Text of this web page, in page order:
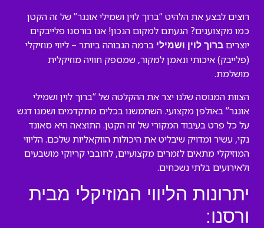
רוצים לבצע את הלהיט “ברוך לוין ושמילי אונגר” של זה הקטן
כמו מקצוענים? הגעתם למקום הנכון! אנו בורסנו פלייבקים
יוצרים ברוך לוין ושמילי ברמה הגבוהה ביותר – ליווי מוזיקלי
(פלייבק) איכותי ונאמן למקור, שמספק חוויה מוזיקלית
מושלמת.
הצוות המנוסה שלנו יצר את ההקלטה של “ברוך לוין ושמילי
אונגר” באולפן מקצועי. השתמשנו בכלים מתקדמים ושמנו דגש
על כל פרט בעיבוד המקורי של זה הקטן. התוצאה היא סאונד
נקי, עשיר ומדויק שיבליט את היכולות הווקאליות שלכם. הליווי
המוזיקלי מתאים לזמרים מקצועיים, לחובבי קריוקי מושבעים
ולאירועים בלתי נשכחים.
יתרונות הליווי המוזיקלי מבית
ורסנו: